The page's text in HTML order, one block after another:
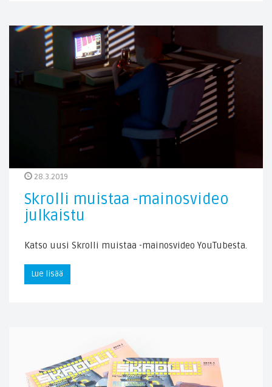
28.3.2019
Skrolli muistaa -mainosvideo
julkaistu
Katso uusi Skrolli muistaa -mainosvideo YouTubesta.
Lue lisää